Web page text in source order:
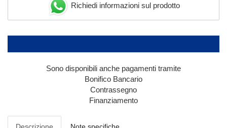
Richiedi informazioni sul prodotto
Sono disponibili anche pagamenti tramite
Bonifico Bancario
Contrassegno
Finanziamento